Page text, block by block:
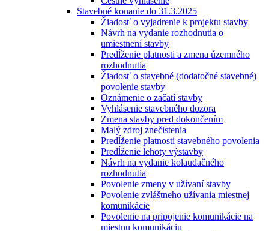
Stavebné konanie do 31.3.2025
Žiadosť o vyjadrenie k projektu stavby
Návrh na vydanie rozhodnutia o
umiestnení stavby
Predĺženie platnosti a zmena územného
rozhodnutia
Žiadosť o stavebné (dodatočné stavebné)
povolenie stavby
Oznámenie o začatí stavby
Vyhlásenie stavebného dozora
Zmena stavby pred dokončením
Malý zdroj znečistenia
Predĺženie platnosti stavebného povolenia
Predĺženie lehoty výstavby
Návrh na vydanie kolaudačného
rozhodnutia
Povolenie zmeny v užívaní stavby
Povolenie zvláštneho užívania miestnej
komunikácie
Povolenie na pripojenie komunikácie na
miestnu komunikáciu